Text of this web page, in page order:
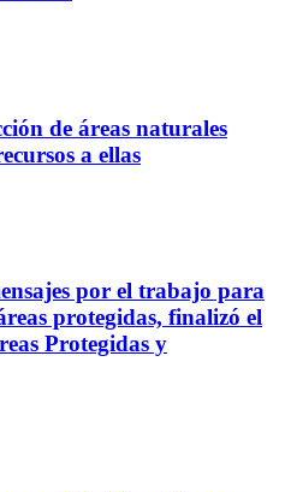
de áreas naturales
a ellas
por el trabajo para
protegidas, finalizó el
Protegidas y